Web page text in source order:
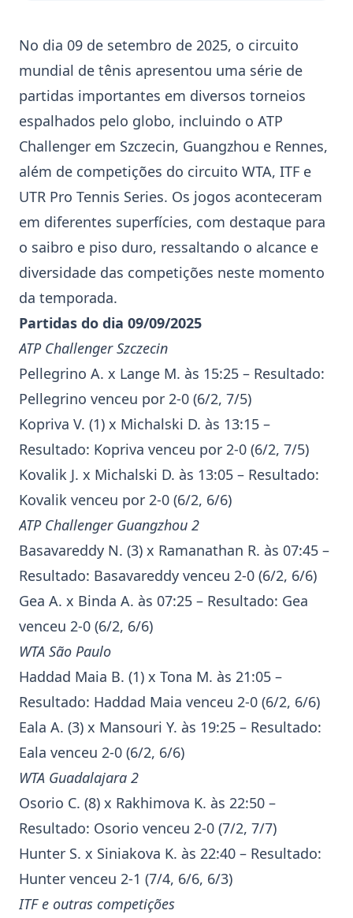
No dia 09 de setembro de 2025, o circuito
mundial de tênis apresentou uma série de
partidas importantes em diversos torneios
espalhados pelo globo, incluindo o ATP
Challenger em Szczecin, Guangzhou e Rennes,
além de competições do circuito WTA, ITF e
UTR Pro Tennis Series. Os jogos aconteceram
em diferentes superfícies, com destaque para
o saibro e piso duro, ressaltando o alcance e
diversidade das competições neste momento
da temporada.
Partidas do dia 09/09/2025
ATP ChallengerSzczecin
Pellegrino A. x Lange M. às 15:25 – Resultado:
Pellegrino venceu por 2-0 (6/2, 7/5)
Kopriva V. (1) x Michalski D. às 13:15 –
Resultado: Kopriva venceu por 2-0 (6/2, 7/5)
Kovalik J. x Michalski D. às 13:05 – Resultado:
Kovalik venceu por 2-0 (6/2, 6/6)
ATP Challenger Guangzhou 2
Basavareddy N. (3) x Ramanathan R. às 07:45 –
Resultado: Basavareddy venceu 2-0 (6/2, 6/6)
Gea A. x Binda A. às 07:25 – Resultado: Gea
venceu 2-0 (6/2, 6/6)
WTA São Paulo
Haddad Maia B. (1) x Tona M. às 21:05 –
Resultado: Haddad Maia venceu 2-0 (6/2, 6/6)
Eala A. (3) x Mansouri Y. às 19:25 – Resultado:
Eala venceu 2-0 (6/2, 6/6)
WTA Guadalajara 2
Osorio C. (8) x Rakhimova K. às 22:50 –
Resultado: Osorio venceu 2-0 (7/2, 7/7)
Hunter S. x Siniakova K. às 22:40 – Resultado:
Hunter venceu 2-1 (7/4, 6/6, 6/3)
ITF e outras competições